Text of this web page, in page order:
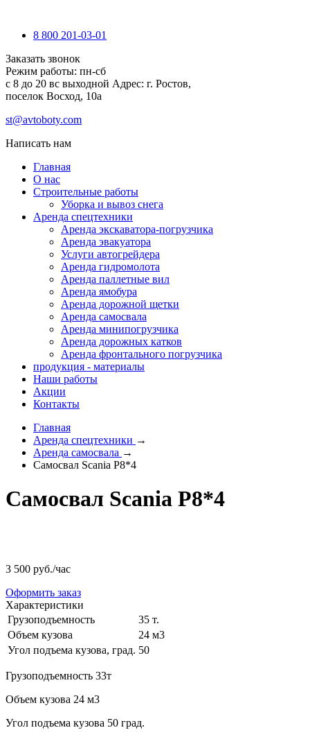
8 800 201-03-01
Заказать звонок
Режим работы: пн-cб
с 8 до 20 вс выходной Адрес: г. Ростов,
поселок Восход, 10а
st@avtoboty.com
Написать нам
Главная
О нас
Строительные работы
Уборка и вывоз снега
Аренда спецтехники
Аренда экскаватора-погрузчика
Аренда эвакуатора
Услуги автогрейдера
Аренда гидромолота
Аренда паллетные вил
Аренда ямобура
Аренда дорожной щетки
Аренда самосвала
Аренда минипогрузчика
Аренда дорожных катков
Аренда фронтального погрузчика
продукция - материалы
Наши работы
Акции
Контакты
Главная
Аренда спецтехники →
Аренда самосвала →
Самосвал Scania P8*4
Самосвал Scania P8*4
3 500 руб./час
Оформить заказ
Характеристики
Грузоподъемность
35 т.
Объем кузова
24 м3
Угол подъема кузова, град. 50
Грузоподъемность 33т
Объем кузова 24 м3
Угол подъема кузова 50 град.